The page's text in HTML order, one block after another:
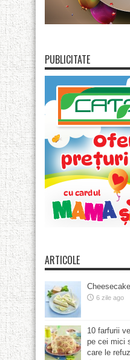
PUBLICITATE
ARTICOLE
6 zile ago
10 farfurii
pe cei mici
care le